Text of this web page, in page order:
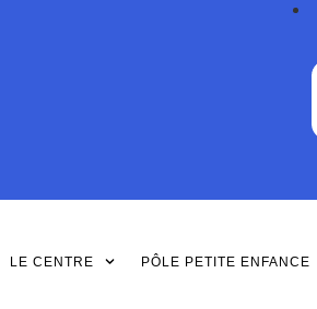
LE CENTRE PÔLE PETITE ENFANCE